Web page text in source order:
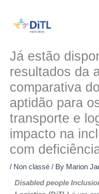
content
Já estão
resultados da
comparativa
aptidão para
transporte e
impacto na
com
/ Non classé / By Marion
Disabled people